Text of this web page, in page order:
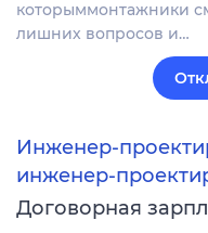
которыммонтажники
лишних вопросов и…
Инженер-
инженер-
Договорная